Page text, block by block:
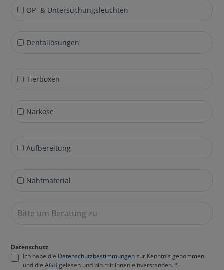
OP- & Untersuchungsleuchten
Dentallösungen
Tierboxen
Narkose
Aufbereitung
Nahtmaterial
Datenschutz
Ich habe die Datenschutzbestimmungenzur Kenntnis genommen
und dieAGB gelesen und bin mit ihnen einverstanden. *